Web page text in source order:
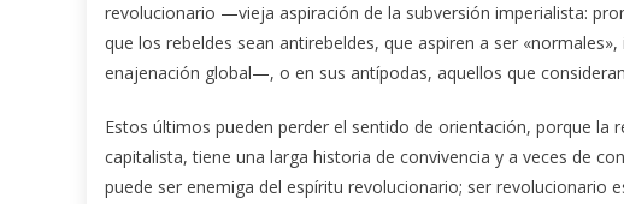
revolucionario —vieja aspiración de la subversión imperialista:
que los rebeldes sean antirebeldes, que aspiren a ser
enajenación global—, o en sus antípodas, aquellos que
Estos últimos pueden perder el sentido de orientación, porque
capitalista, tiene una larga historia de convivencia y a veces de
puede ser enemiga del espíritu revolucionario; ser revolucionario